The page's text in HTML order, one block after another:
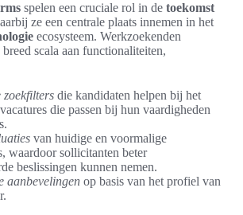
spelen een cruciale rol in de toekomst
ze een centrale plaats innemen in het
ecosysteem. Werkzoekenden
scala aan functionaliteiten,
zoekfilters die kandidaten helpen bij het
die passen bij hun vaardigheden
van huidige en voormalige
waardoor sollicitanten beter
beslissingen kunnen nemen.
aanbevelingen op basis van het profiel van